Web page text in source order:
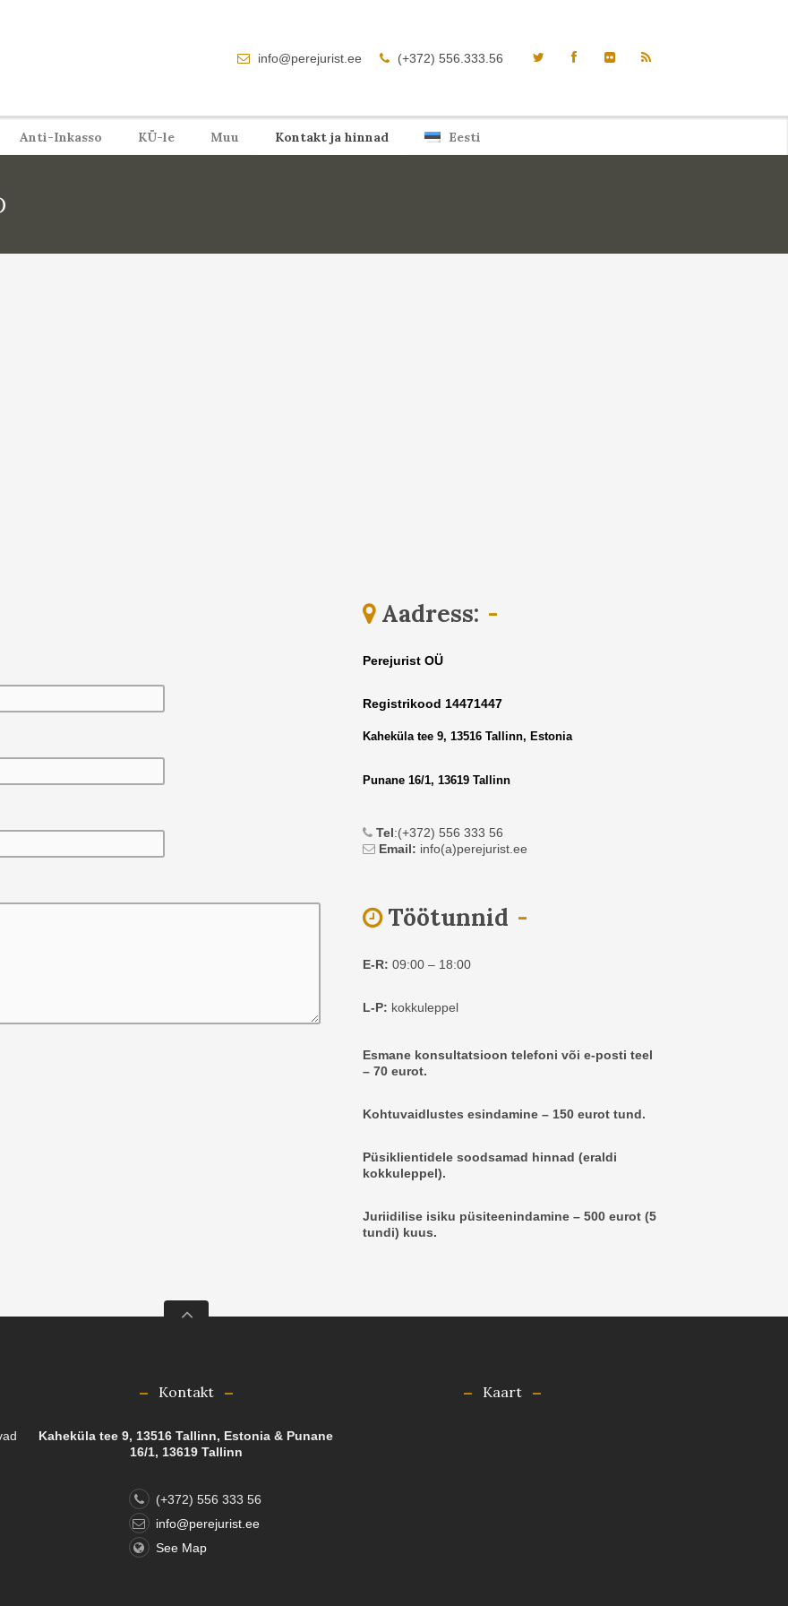
info@perejurist.ee (+372) 556.333.56
Anti-Inkasso KÜ-le Muu Kontakt ja hinnad Eesti
Aadress:
Perejurist OÜ
Registrikood 14471447
Kaheküla tee 9, 13516 Tallinn, Estonia
Punane 16/1, 13619 Tallinn
Tel:(+372) 556 333 56
Email: info(a)perejurist.ee
Töötunnid
E-R: 09:00 – 18:00
L-P: kokkuleppel
Esmane konsultatsioon telefoni või e-posti teel
– 70 eurot.
Kohtuvaidlustes esindamine – 150 eurot tund.
Püsiklientidele soodsamad hinnad (eraldi
kokkuleppel).
Juriidilise isiku püsiteenindamine – 500 eurot (5
tundi) kuus.
Kontakt
Kaheküla tee 9, 13516 Tallinn, Estonia & Punane
16/1, 13619 Tallinn
(+372) 556 333 56
info@perejurist.ee
See Map
Kaart